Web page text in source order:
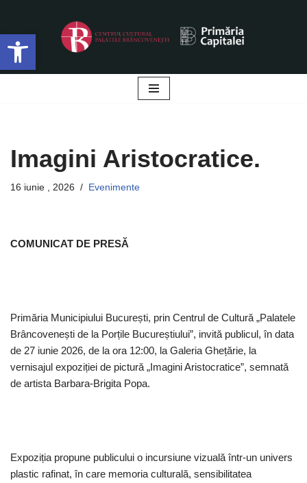
Deschide bara de unelte
Sari
la
conținut
Imagini Aristocratice.
16 iunie , 2026 Evenimente
COMUNICAT DE PRESĂ
Primăria Municipiului București, prin Centrul de Cultură „Palatele
Brâncovenești de la Porțile Bucureștiului”, invită publicul, în data
de 27 iunie 2026, de la ora 12:00, la Galeria Ghețărie, la
vernisajul expoziției de pictură „Imagini Aristocratice”, semnată
de artista Barbara-Brigita Popa.
Expoziția propune publicului o incursiune vizuală într-un univers
plastic rafinat, în care memoria culturală, sensibilitatea